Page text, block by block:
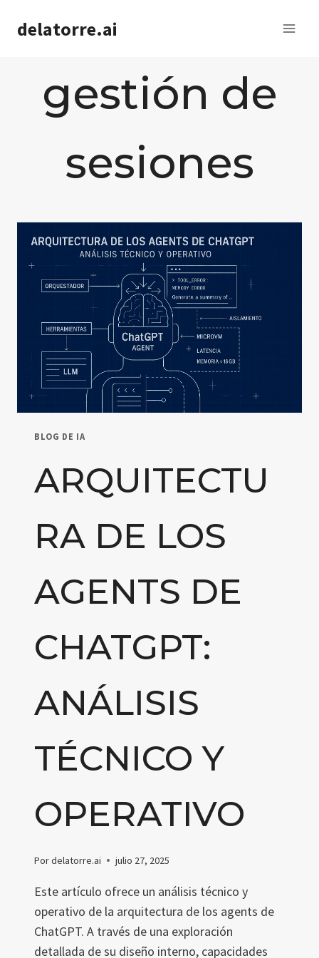
delatorre.ai
gestión de
sesiones
BLOG DE IA
ARQUITECTU
RA DE LOS
AGENTS DE
CHATGPT:
ANÁLISIS
TÉCNICO Y
OPERATIVO
Pordelatorre.ai julio 27, 2025
Este artículo ofrece un análisis técnico y
operativo de la arquitectura de los agents de
ChatGPT. A través de una exploración
detallada de su diseño interno, capacidades